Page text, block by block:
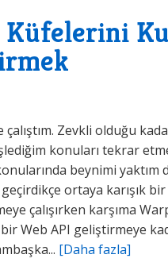
Zevkli olduğu
konuları tekrar
beynimi
ortaya karışık bir
çalışırken karşıma
Web API geliştirmeye
[Daha fazla]